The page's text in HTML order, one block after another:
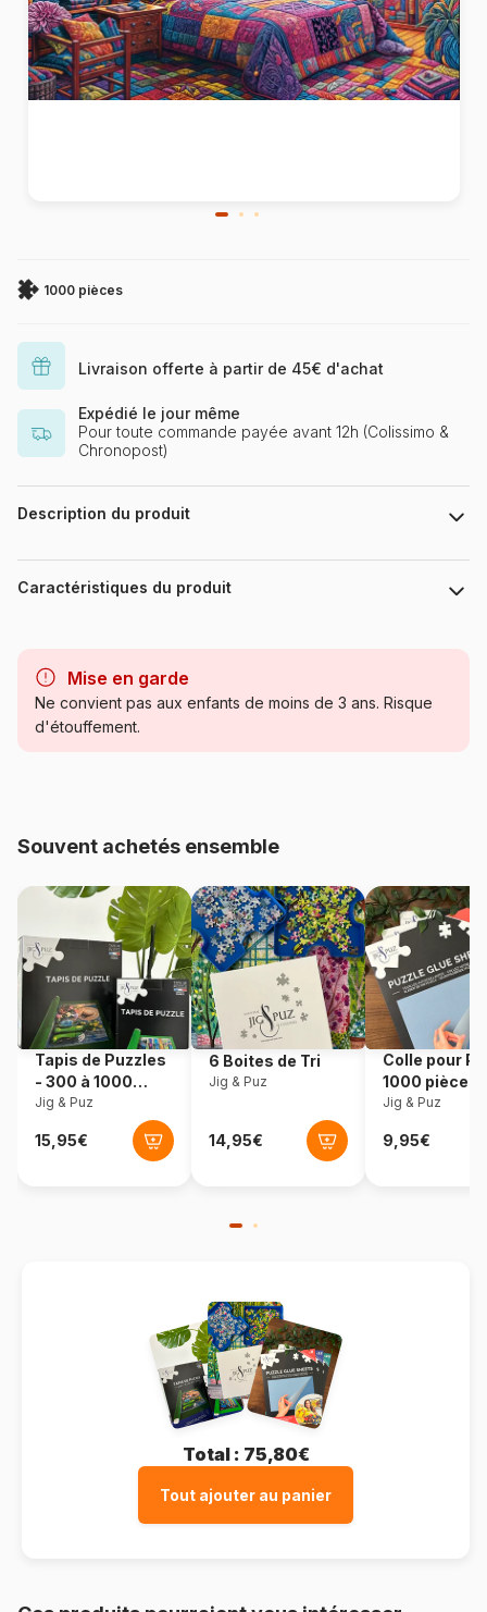
1000 pièces
Livraison offerte à partir de 45€ d'achat
Expédié le jour même
Pour toute commande payée avant 12h (Colissimo &
Chronopost)
Description du produit
Interlitho Licensing GmbH
Caractéristiques du produit
Catégorie Puzzles - Déco et Objets
Référence Bluebird-Puzzle-F-91189
EAN 3663384911897
Nombre de pièces 1000 pièces
Dimensions 69 x 48 cm
Matière primaire
Format boîte Boîte en carton
Mise en garde
Ne convient pas aux enfants de moins de 3 ans. Risque
d'étouffement.
Souvent achetés ensemble
Tapis de Puzzles
- 300 à 1000
pièces
Jig & Puz
6 Boites de Tri
Jig & Puz
Colle pour
1000 pièces
Jig & Puz
Total : 75,80€
Tout ajouter au panier